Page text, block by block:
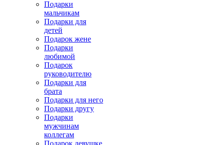
Подарки
мальчикам
Подарки для
детей
Подарок жене
Подарки
любимой
Подарок
руководителю
Подарки для
брата
Подарки для него
Подарки другу
Подарки
мужчинам
коллегам
Подарок девушке